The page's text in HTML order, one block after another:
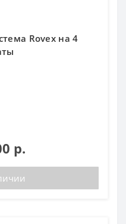
Rovex на 4
р.